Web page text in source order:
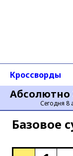
Абсолютно
Сегодня 8
Кроссворды
Базовое